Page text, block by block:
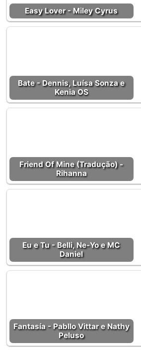
Easy Lover - Miley Cyrus
Bate - Dennis, Luísa Sonza e
Kenia OS
Friend Of Mine (Tradução) -
Rihanna
Eu e Tu - Belli, Ne-Yo e MC
Daniel
Fantasía - Pabllo Vittar e Nathy
Peluso